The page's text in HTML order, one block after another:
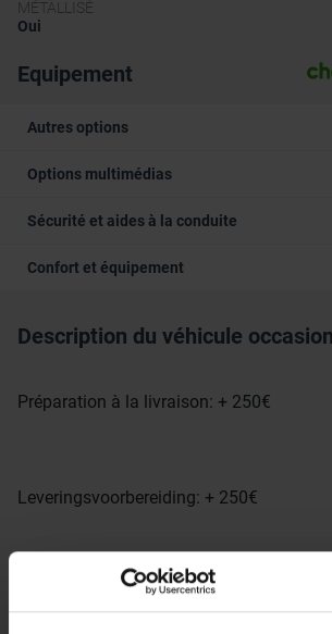
MÉTALLISÉ
Oui
Equipement
Autres options
Options multimédias
Sécurité et aides à la conduite
Confort et équipement
Description du véhicule occasion
Préparation à la livraison: + 250€
Leveringsvoorbereiding: + 250€